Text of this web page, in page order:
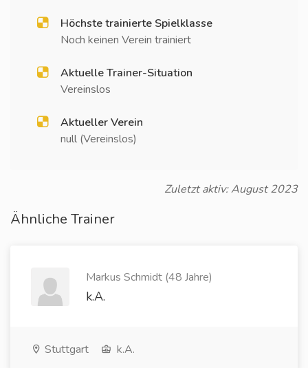
Höchste trainierte Spielklasse
Noch keinen Verein trainiert
Aktuelle Trainer-Situation
Vereinslos
Aktueller Verein
null (Vereinslos)
Zuletzt aktiv: August 2023
Ähnliche Trainer
Markus Schmidt (48 Jahre)
k.A.
Stuttgart k.A.